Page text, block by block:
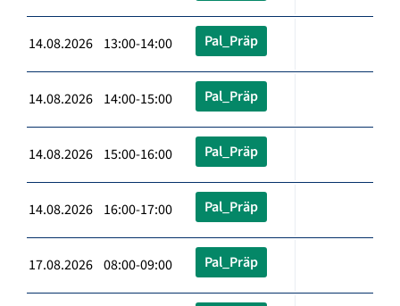
14.08.2026 13:00-14:00 Pal_Präp
14.08.2026 14:00-15:00 Pal_Präp
14.08.2026 15:00-16:00 Pal_Präp
14.08.2026 16:00-17:00 Pal_Präp
17.08.2026 08:00-09:00 Pal_Präp